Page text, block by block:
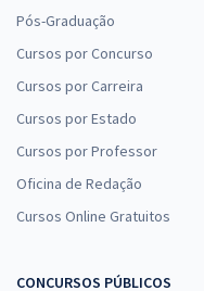
Pós-Graduação
Cursos por Concurso
Cursos por Carreira
Cursos por Estado
Cursos por Professor
Oficina de Redação
Cursos Online Gratuitos
CONCURSOS PÚBLICOS